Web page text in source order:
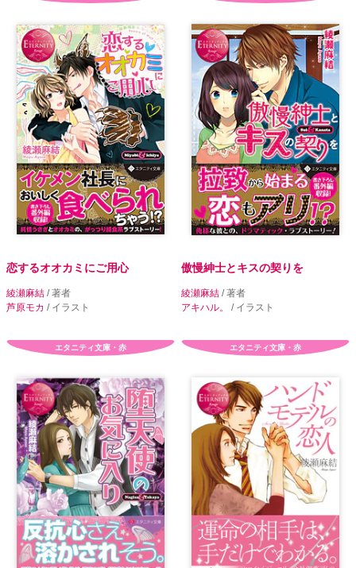
恋するオオカミにご用心
綾瀬麻結 / 著者
芦原モカ / イラスト
傲慢紳士とキスの契りを
綾瀬麻結 / 著者
アキハル。 / イラスト
エタニティ文庫・赤 エタニティ文庫・赤